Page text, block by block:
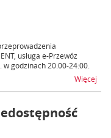
usługa e-Przewóz
godzinach 20:00-24:00.
Więcej